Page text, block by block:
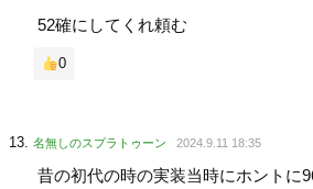
52確にしてくれ頼む
0
名無しのスプラトゥーン 2024.9.11 18:35
昔の初代の時の実装当時にホントに